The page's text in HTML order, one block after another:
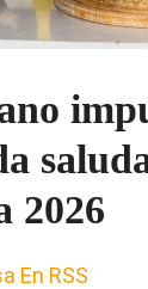
2026
En RSS